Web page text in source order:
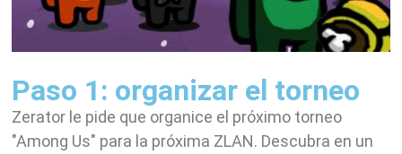
Paso 1: organizar el torneo
Zerator le pide que organice el próximo torneo
"Among Us" para la próxima ZLAN. Descubra en un